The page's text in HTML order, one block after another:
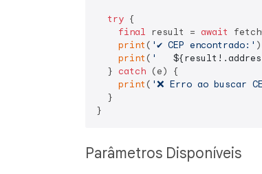
try {
final result = await
print ( '✔️ CEP encontrado:'
print ( '
  }
catch (e) {
print ( '❌ Erro ao buscar
  }
Parâmetros Disponíveis